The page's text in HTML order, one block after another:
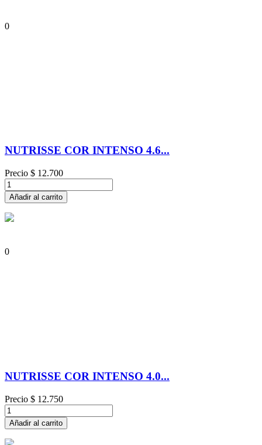
0
NUTRISSE COR INTENSO 4.6...
Precio $ 12.700
Añadir al carrito
0
NUTRISSE COR INTENSO 4.0...
Precio $ 12.750
Añadir al carrito